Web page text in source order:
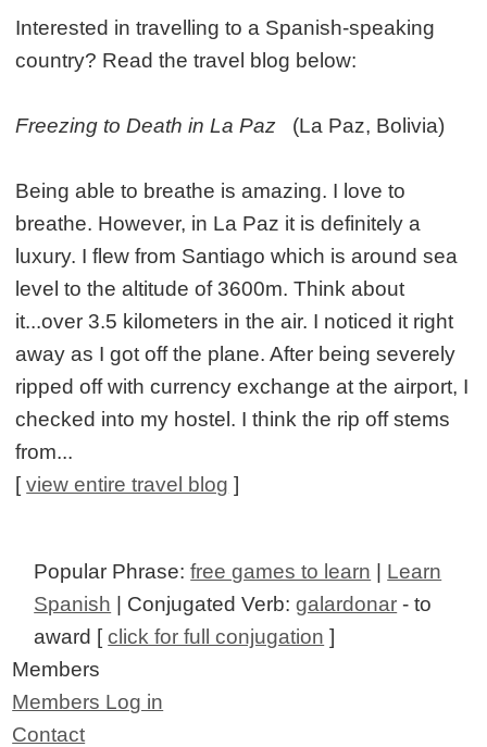
Interested in travelling to a Spanish-speaking
country? Read the travel blog below:
Freezing to Death in La Paz (La Paz, Bolivia)
Being able to breathe is amazing. I love to
breathe. However, in La Paz it is definitely a
luxury. I flew from Santiago which is around sea
level to the altitude of 3600m. Think about
it...over 3.5 kilometers in the air. I noticed it right
away as I got off the plane. After being severely
ripped off with currency exchange at the airport, I
checked into my hostel. I think the rip off stems
from...
[view entire travel blog ]
Popular Phrase:free games to learn | Learn
Spanish | Conjugated Verb:galardonar - to
award [click for full conjugation ]
Members
Members Log in
Contact